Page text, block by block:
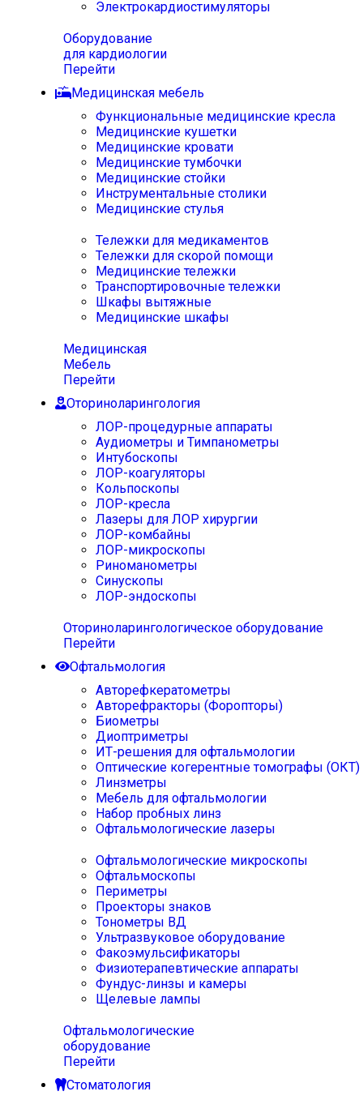
Электрокардиостимуляторы
Оборудование
для кардиологии
Перейти
Медицинская мебель
Функциональные медицинские кресла
Медицинские кушетки
Медицинские кровати
Медицинские тумбочки
Медицинские стойки
Инструментальные столики
Медицинские стулья
Тележки для медикаментов
Тележки для скорой помощи
Медицинские тележки
Транспортировочные тележки
Шкафы вытяжные
Медицинские шкафы
Медицинская
Мебель
Перейти
Оториноларингология
ЛОР-процедурные аппараты
Аудиометры и Тимпанометры
Интубоскопы
ЛОР-коагуляторы
Кольпоскопы
ЛОР-кресла
Лазеры для ЛОР хирургии
ЛОР-комбайны
ЛОР-микроскопы
Риноманометры
Синускопы
ЛОР-эндоскопы
Оториноларингологическое оборудование
Перейти
Офтальмология
Авторефкератометры
Авторефракторы (Форопторы)
Биометры
Диоптриметры
ИТ-решения для офтальмологии
Оптические когерентные томографы (ОКТ)
Линзметры
Мебель для офтальмологии
Набор пробных линз
Офтальмологические лазеры
Офтальмологические микроскопы
Офтальмоскопы
Периметры
Проекторы знаков
Тонометры ВД
Ультразвуковое оборудование
Факоэмульсификаторы
Физиотерапевтические аппараты
Фундус-линзы и камеры
Щелевые лампы
Офтальмологические
оборудование
Перейти
Стоматология